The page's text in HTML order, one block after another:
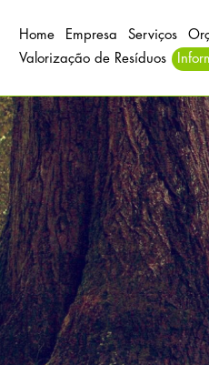
Home Empresa Serviços
Valorização de Resíduos